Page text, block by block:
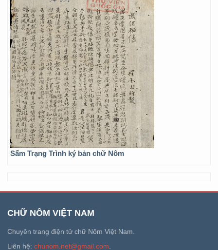
Sấm Trạng Trình ký bản chữ Nôm
CHỮ NÔM VIỆT NAM
Chuyên trang điện tử chữ Nôm Việt Nam.
Liên hệ: chunom.net@gmail.com